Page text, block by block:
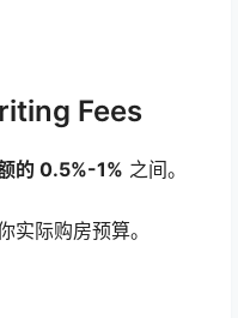
Fees
的 0.5%-1% 之间。
际购房预算。